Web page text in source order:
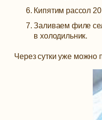
Кипятим рассол
Заливаем филе
в холодильник.
Через сутки уже можно